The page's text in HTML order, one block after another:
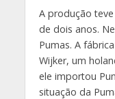
A produção
de dois anos.
Pumas. A
Wijker, um
ele importou
situação da